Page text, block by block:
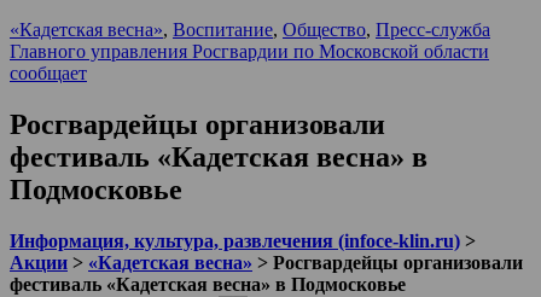
«Кадетская весна», Воспитание, Общество, Пресс-служба
Главного управления Росгвардии по Московской области
сообщает
Росгвардейцы организовали
фестиваль «Кадетская весна» в
Подмосковье
Информация, культура, развлечения (infoce-klin.ru) >
Акции > «Кадетская весна» > Росгвардейцы организовали
фестиваль «Кадетская весна» в Подмосковье